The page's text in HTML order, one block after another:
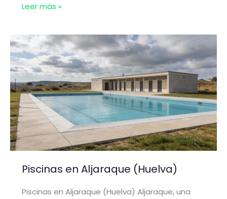
Piscinas
El
Almendro
(Huelva)
Leer más »
Piscinas en Aljaraque (Huelva)
Piscinas en Aljaraque (Huelva) Aljaraque, una